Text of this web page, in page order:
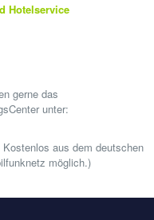
Hotelservice
gerne das
unter:
aus dem deutschen
möglich.)